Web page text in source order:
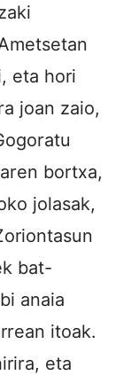
eta hori
joan zaio,
bortxa,
jolasak,
bat-
anaia
itoak.
eta